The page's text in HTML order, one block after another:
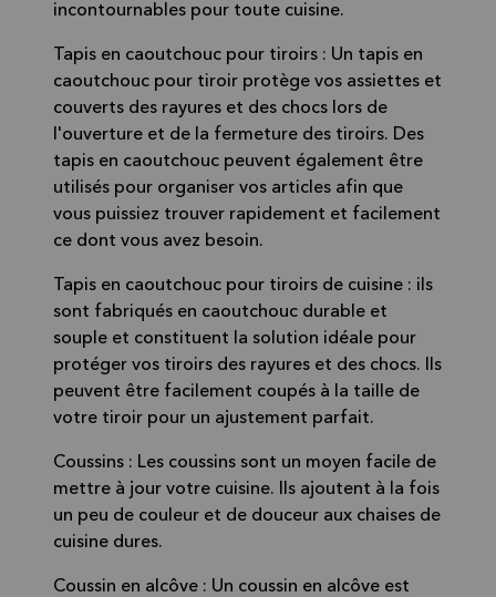
incontournables pour toute cuisine.
Tapis en caoutchouc pour tiroirs : Un tapis en
caoutchouc pour tiroir protège vos assiettes et
couverts des rayures et des chocs lors de
l'ouverture et de la fermeture des tiroirs. Des
tapis en caoutchouc peuvent également être
utilisés pour organiser vos articles afin que
vous puissiez trouver rapidement et facilement
ce dont vous avez besoin.
Tapis en caoutchouc pour tiroirs de cuisine : ils
sont fabriqués en caoutchouc durable et
souple et constituent la solution idéale pour
protéger vos tiroirs des rayures et des chocs. Ils
peuvent être facilement coupés à la taille de
votre tiroir pour un ajustement parfait.
Coussins : Les coussins sont un moyen facile de
mettre à jour votre cuisine. Ils ajoutent à la fois
un peu de couleur et de douceur aux chaises de
cuisine dures.
Coussin en alcôve : Un coussin en alcôve est